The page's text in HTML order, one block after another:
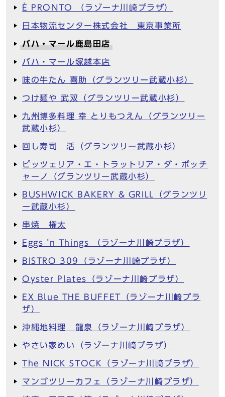
È PRONTO （ラゾーナ川崎プラザ）
日本物流センター株式会社 東京事業所
バハ・マール鹿島田店
バハ・マール塚越本店
味の牛たん 喜助（グランツリー武蔵小杉）
つけ麺や 武双（グランツリー武蔵小杉）
九州博多料理 幸 とりもつえん（グランツリー
武蔵小杉）
回し寿司 活（グランツリー武蔵小杉）
ピッツェリア・エ・トラットリア・ダ・ボッチ
ャーノ（グランツリー武蔵小杉）
BUSHWICK BAKERY & GRILL（グランツリ
ー武蔵小杉）
串焼 権太
Eggs ’n Things （ラゾーナ川崎プラザ）
BISTRO 309（ラゾーナ川崎プラザ）
Oyster Plates（ラゾーナ川崎プラザ）
EX Blue THE BUFFET（ラゾーナ川崎プラ
ザ）
沖縄地料理 龍泉（ラゾーナ川崎プラザ）
やさい家めい（ラゾーナ川崎プラザ）
The NICK STOCK（ラゾーナ川崎プラザ）
マンゴツリーカフェ（ラゾーナ川崎プラザ）